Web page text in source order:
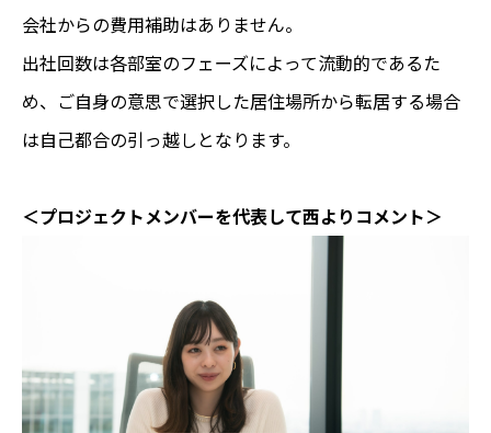
会社からの費用補助はありません。
出社回数は各部室のフェーズによって流動的であるた
め、ご自身の意思で選択した居住場所から転居する場合
は自己都合の引っ越しとなります。
＜プロジェクトメンバーを代表して西よりコメント＞